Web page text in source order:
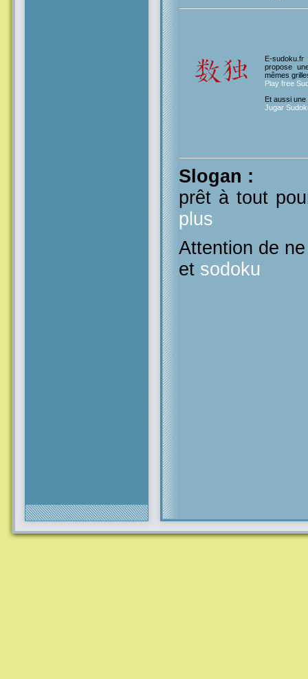
E-
propose
mêmes
Play free
Et aussi
Jugar
Slogan :
prêt à tout
plus
Attention de
et sodoku